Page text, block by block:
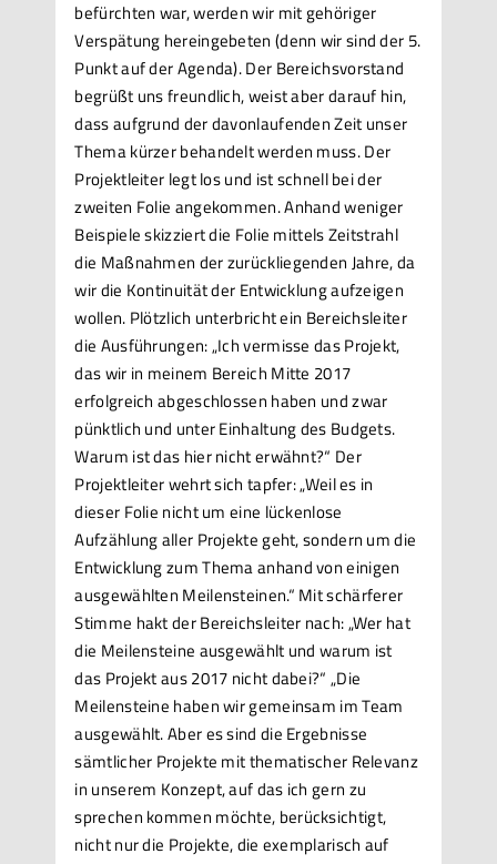
befürchten war, werden wir mit gehöriger
Verspätung hereingebeten (denn wir sind der 5.
Punkt auf der Agenda). Der Bereichsvorstand
begrüßt uns freundlich, weist aber darauf hin,
dass aufgrund der davonlaufenden Zeit unser
Thema kürzer behandelt werden muss. Der
Projektleiter legt los und ist schnell bei der
zweiten Folie angekommen. Anhand weniger
Beispiele skizziert die Folie mittels Zeitstrahl
die Maßnahmen der zurückliegenden Jahre, da
wir die Kontinuität der Entwicklung aufzeigen
wollen. Plötzlich unterbricht ein Bereichsleiter
die Ausführungen: „Ich vermisse das Projekt,
das wir in meinem Bereich Mitte 2017
erfolgreich abgeschlossen haben und zwar
pünktlich und unter Einhaltung des Budgets.
Warum ist das hier nicht erwähnt?“ Der
Projektleiter wehrt sich tapfer: „Weil es in
dieser Folie nicht um eine lückenlose
Aufzählung aller Projekte geht, sondern um die
Entwicklung zum Thema anhand von einigen
ausgewählten Meilensteinen.“ Mit schärferer
Stimme hakt der Bereichsleiter nach: „Wer hat
die Meilensteine ausgewählt und warum ist
das Projekt aus 2017 nicht dabei?“ „Die
Meilensteine haben wir gemeinsam im Team
ausgewählt. Aber es sind die Ergebnisse
sämtlicher Projekte mit thematischer Relevanz
in unserem Konzept, auf das ich gern zu
sprechen kommen möchte, berücksichtigt,
nicht nur die Projekte, die exemplarisch auf